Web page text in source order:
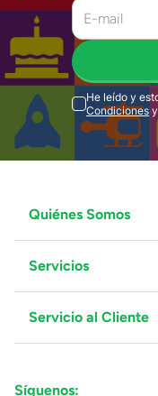
He leído y
Condiciones
Quiénes Somos
Grupo Juguetron
Localiza tu tienda
Blog
Servicios
Facturación
Proveedores
Servicio al Cliente
Síguenos: